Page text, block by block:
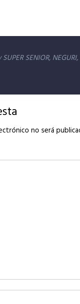
SENIOR,
no será